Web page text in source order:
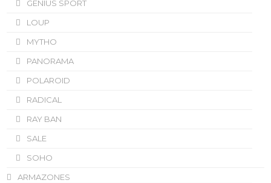
GENIUS SPORT
LOUP
MYTHO
PANORAMA
POLAROID
RADICAL
RAY BAN
SALE
SOHO
ARMAZONES